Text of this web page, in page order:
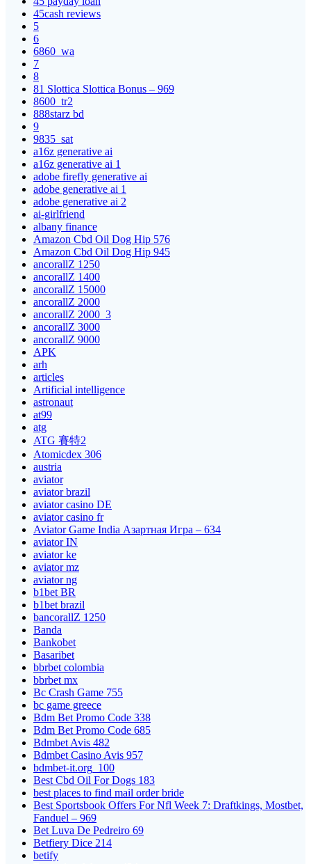
45cash reviews
5
6
6860_wa
7
8
81 Slottica Slottica Bonus – 969
8600_tr2
888starz bd
9
9835_sat
a16z generative ai
a16z generative ai 1
adobe firefly generative ai
adobe generative ai 1
adobe generative ai 2
ai-girlfriend
albany finance
Amazon Cbd Oil Dog Hip 576
Amazon Cbd Oil Dog Hip 945
ancorallZ 1250
ancorallZ 1400
ancorallZ 15000
ancorallZ 2000
ancorallZ 2000_3
ancorallZ 3000
ancorallZ 9000
APK
arh
articles
Artificial intelligence
astronaut
at99
atg
ATG 賽特2
Atomicdex 306
austria
aviator
aviator brazil
aviator casino DE
aviator casino fr
Aviator Game India Азартная Игра – 634
aviator IN
aviator ke
aviator mz
aviator ng
b1bet BR
b1bet brazil
bancorallZ 1250
Banda
Bankobet
Basaribet
bbrbet colombia
bbrbet mx
Bc Crash Game 755
bc game greece
Bdm Bet Promo Code 338
Bdm Bet Promo Code 685
Bdmbet Avis 482
Bdmbet Casino Avis 957
bdmbet-it.org_100
Best Cbd Oil For Dogs 183
best places to find mail order bride
Best Sportsbook Offers For Nfl Week 7: Draftkings, Mostbet,
Fanduel – 969
Bet Luva De Pedreiro 69
Betfiery Dice 214
betify